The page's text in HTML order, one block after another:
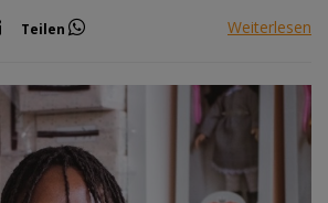
Teilen Weiterlesen